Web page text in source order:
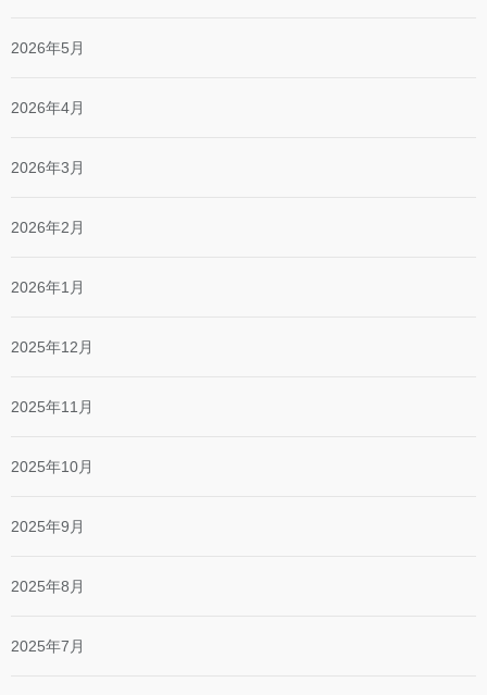
2026年5月
2026年4月
2026年3月
2026年2月
2026年1月
2025年12月
2025年11月
2025年10月
2025年9月
2025年8月
2025年7月